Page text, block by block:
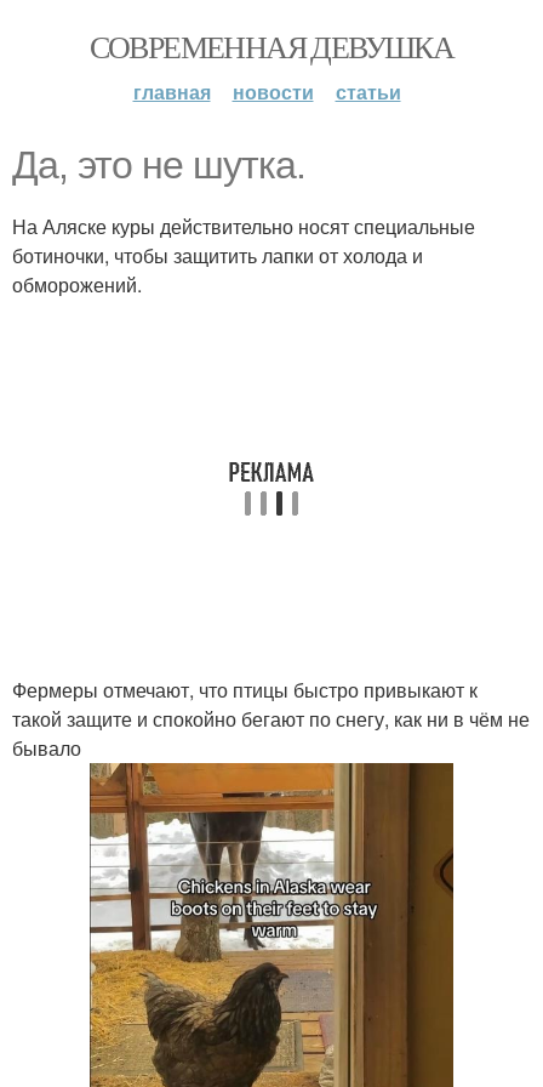
СОВРЕМЕННАЯ ДЕВУШКА
главная новости статьи
Да, это не шутка.
На Аляске куры действительно носят специальные
ботиночки, чтобы защитить лапки от холода и
обморожений.
Фермеры отмечают, что птицы быстро привыкают к
такой защите и спокойно бегают по снегу, как ни в чём не
бывало